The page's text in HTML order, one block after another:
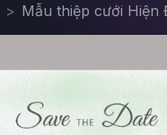
Mẫu thiệp cưới